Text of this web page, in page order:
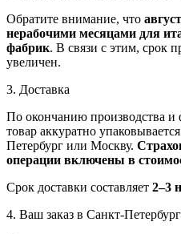
Обратите внимание, что
нерабочими месяцами для
фабрик. В связи с этим, срок
увеличен.
3. Доставка
По окончанию производства и
товар аккуратно
Петербург или Москву.
операции включены в
Срок доставки составляет 2–3
4. Ваш заказ в Санкт-